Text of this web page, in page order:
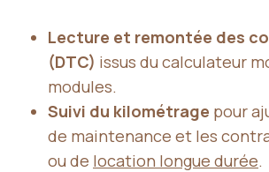
Lecture et remontée des
(DTC) issus du calculateur
modules.
Suivi du kilométrage pour
de maintenance et les
ou de location longue durée.